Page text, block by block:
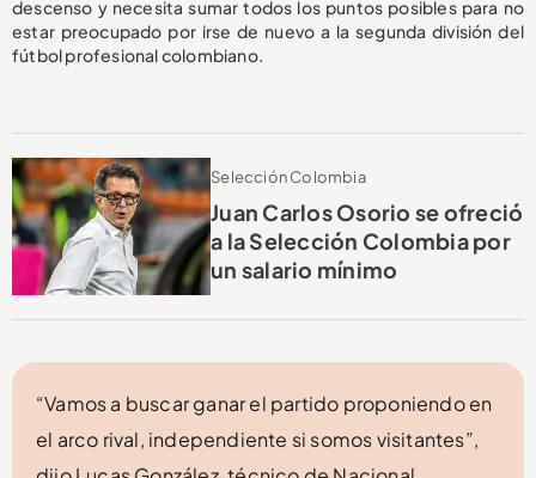
descenso y necesita sumar todos los puntos posibles para no
estar preocupado por irse de nuevo a la segunda división del
fútbol profesional colombiano.
Selección Colombia
Juan Carlos Osorio se ofreció
a la Selección Colombia por
un salario mínimo
“Vamos a buscar ganar el partido proponiendo en
el arco rival, independiente si somos visitantes”,